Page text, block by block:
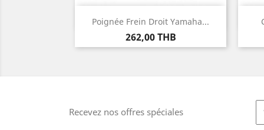
Poignée Frein Droit Yamaha...
Prix
262,00 THB
 Aperçu rapide
Recevez nos offres spéciales